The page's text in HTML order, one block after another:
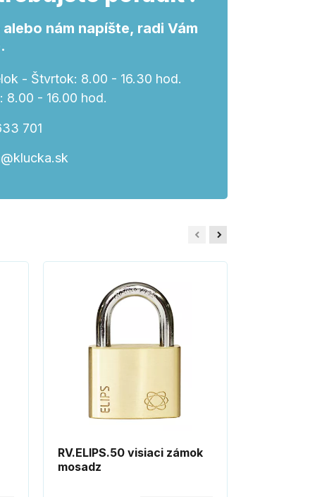
nám napíšte, radi Vám
- Štvrtok: 8.00 - 16.30 hod.
8.00 - 16.00 hod.
701
RV.ELIPS.50 visiaci zámok
mosadz